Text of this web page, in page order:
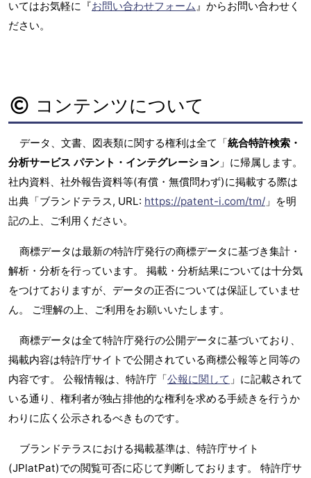
いてはお気軽に『お問い合わせフォーム 』からお問い合わせく
ださい。
コンテンツについて
データ、文書、図表類に関する権利は全て「統合特許検索・
分析サービス パテント・インテグレーション 」に帰属します。
社内資料、社外報告資料等(有償・無償問わず)に掲載する際は
出典「ブランドテラス, URL: https://patent-i.com/tm/ 」を明
記の上、ご利用ください。
商標データは最新の特許庁発行の商標データに基づき集計・
解析・分析を行っています。 掲載・分析結果については十分気
をつけておりますが、データの正否については保証していませ
ん。 ご理解の上、ご利用をお願いいたします。
商標データは全て特許庁発行の公開データに基づいており、
掲載内容は特許庁サイトで公開されている商標公報等と同等の
内容です。 公報情報は、特許庁「公報に関して 」に記載されて
いる通り、権利者が独占排他的な権利を求める手続きを行うか
わりに広く公示されるべきものです。
ブランドテラスにおける掲載基準は、特許庁サイト
(JPlatPat)での閲覧可否に応じて判断しております。 特許庁サ